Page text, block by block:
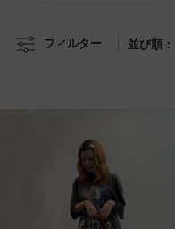
フィルター 並び順：